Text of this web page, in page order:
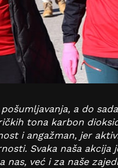
a do
tona karbon
i angažman, jer
Svaka naša
već i za naše